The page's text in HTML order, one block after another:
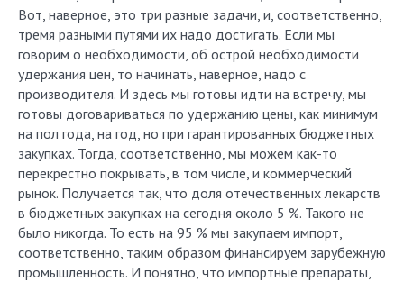
Вот, наверное, это три разные задачи, и, соответственно,
тремя разными путями их надо достигать. Если мы
говорим о необходимости, об острой необходимости
удержания цен, то начинать, наверное, надо с
производителя. И здесь мы готовы идти на встречу, мы
готовы договариваться по удержанию цены, как минимум
на пол года, на год, но при гарантированных бюджетных
закупках. Тогда, соответственно, мы можем как-то
перекрестно покрывать, в том числе, и коммерческий
рынок. Получается так, что доля отечественных лекарств
в бюджетных закупках на сегодня около 5 %. Такого не
было никогда. То есть на 95 % мы закупаем импорт,
соответственно, таким образом финансируем зарубежную
промышленность. И понятно, что импортные препараты,